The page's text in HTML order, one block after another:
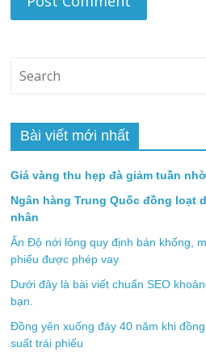
Bài viết mới nhất
Giá vàng thu hẹp đà giảm tuần
Ngân hàng Trung Quốc đồng loạt
nhân
Ấn Độ nới lỏng quy định bán khống,
phiếu được phép vay
Dưới đây là bài viết chuẩn SEO
bạn.
Đồng yên xuống đáy 40 năm khi
suất trái phiếu